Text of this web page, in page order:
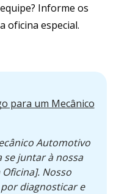
Informe os
oficina especial.
para um Mecânico
Automotivo
juntar à nossa
Nosso
diagnosticar e